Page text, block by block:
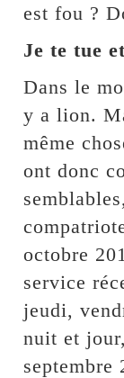
est fou ?
Je te tue
Dans le
y a lion.
même
ont donc
octobre
service
jeudi,
nuit et
septembre